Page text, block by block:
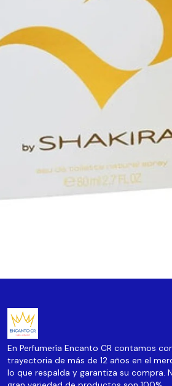
En Perfumería Encanto CR contamos
trayectoria de más de 12 años en el
lo que respalda y garantiza su compra.